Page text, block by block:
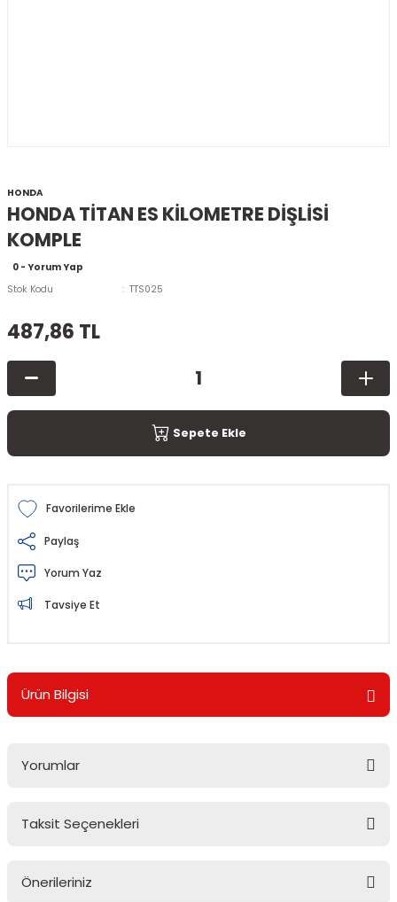
HONDA
HONDA TİTAN ES KİLOMETRE DİŞLİSİ
KOMPLE
0 - Yorum Yap
Stok Kodu
TTS025
487,86 TL
Sepete Ekle
Paylaş
Yorum Yaz
Tavsiye Et
Ürün Bilgisi
Yorumlar
Taksit Seçenekleri
Önerileriniz